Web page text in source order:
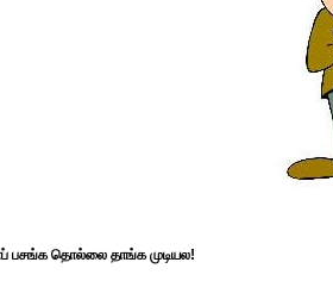
பசங்க தொல்லை தாங்க முடியல!